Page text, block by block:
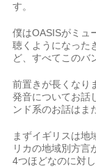
す。
僕はOASISがミュ
聴くようになった
ど、すべてこのバ
前置きが長くなり
発音についてお話
ンド系のお話はま
まずイギリスは地
リカの地域別方言
4つほどなのに対